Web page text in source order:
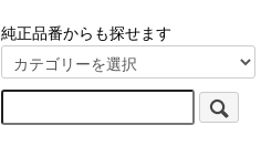
純正品番からも探せます